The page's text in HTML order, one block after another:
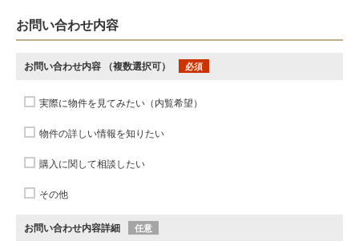
お問い合わせ内容
お問い合わせ内容 （複数選択可） 必須
実際に物件を見てみたい（内覧希望）
物件の詳しい情報を知りたい
購入に関して相談したい
その他
お問い合わせ内容詳細 任意